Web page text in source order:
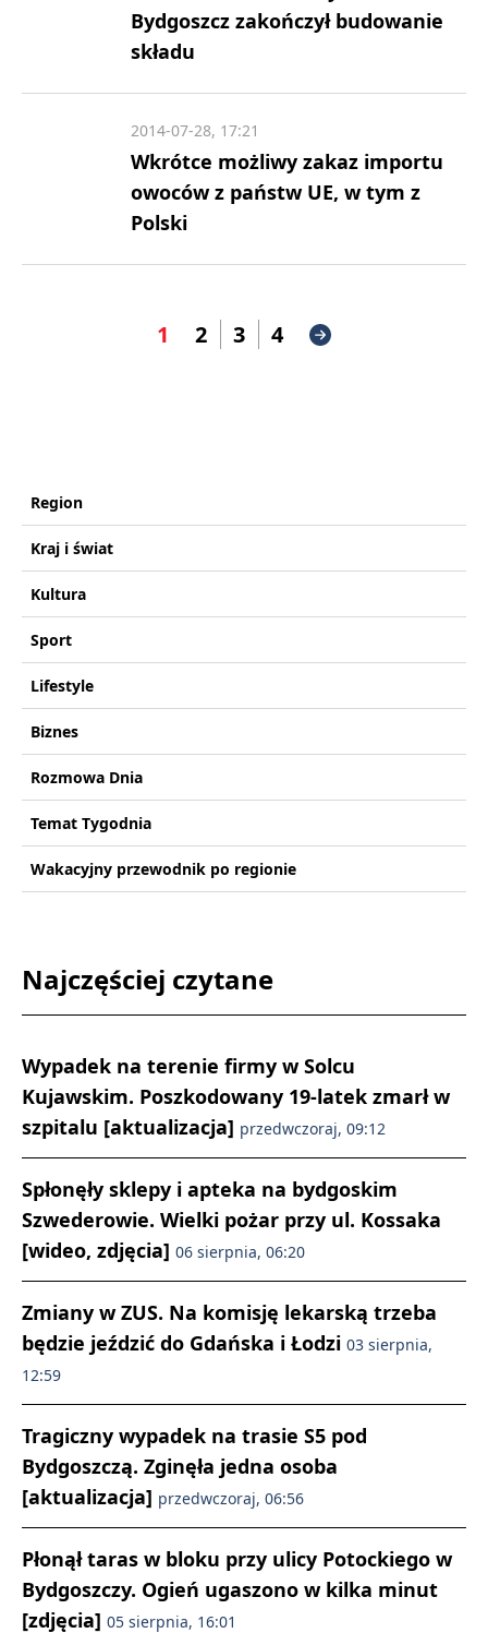
Bydgoszcz zakończył budowanie
składu
Wkrótce możliwy zakaz importu
owoców z państw UE, w tym z
Polski
2014-07-28, 17:21
1 2 3 4
Region
Kraj i świat
Kultura
Sport
Lifestyle
Biznes
Rozmowa Dnia
Temat Tygodnia
Wakacyjny przewodnik po regionie
Najczęściej czytane
Wypadek na terenie firmy w Solcu
Kujawskim. Poszkodowany 19-latek zmarł w
szpitalu [aktualizacja] przedwczoraj, 09:12
Spłonęły sklepy i apteka na bydgoskim
Szwederowie. Wielki pożar przy ul. Kossaka
[wideo, zdjęcia] 06 sierpnia, 06:20
Zmiany w ZUS. Na komisję lekarską trzeba
będzie jeździć do Gdańska i Łodzi 03 sierpnia,
12:59
Tragiczny wypadek na trasie S5 pod
Bydgoszczą. Zginęła jedna osoba
[aktualizacja] przedwczoraj, 06:56
Płonął taras w bloku przy ulicy Potockiego w
Bydgoszczy. Ogień ugaszono w kilka minut
[zdjęcia] 05 sierpnia, 16:01